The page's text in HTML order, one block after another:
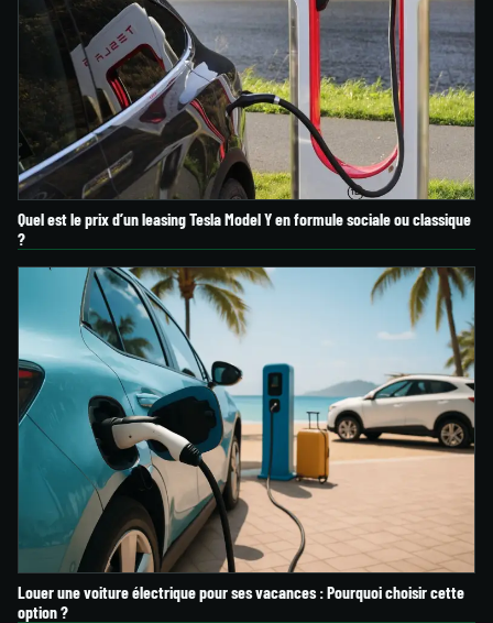
Quel est le prix d’un leasing Tesla Model Y en formule sociale ou classique
?
Louer une voiture électrique pour ses vacances : Pourquoi choisir cette
option ?